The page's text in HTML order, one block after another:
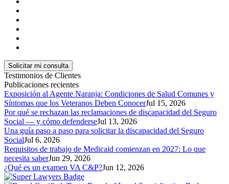
Testimonios de Clientes
Publicaciones recientes
Exposición al Agente Naranja: Condiciones de Salud Comunes y
Síntomas que los Veteranos Deben ConocerJul 15, 2026
Por qué se rechazan las reclamaciones de discapacidad del Seguro
Social — y cómo defenderseJul 13, 2026
Una guía paso a paso para solicitar la discapacidad del Seguro
SocialJul 6, 2026
Requisitos de trabajo de Medicaid comienzan en 2027: Lo que
necesita saberJun 29, 2026
¿Qué es un examen VA C&P?Jun 12, 2026